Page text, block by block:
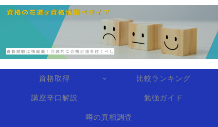
資格取得 比較ランキング
講座辛口解説 勉強ガイド
噂の真相調査